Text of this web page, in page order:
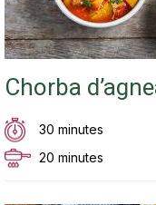
Chorba
30 minutes
20 minutes